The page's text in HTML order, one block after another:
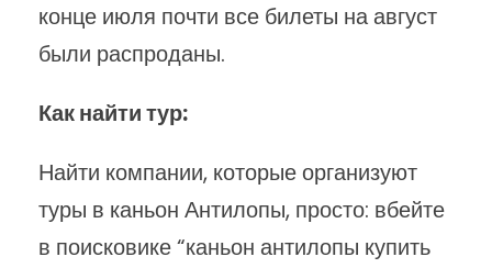
конце июля почти все билеты на август
были распроданы.
Как найти тур:
Найти компании, которые организуют
туры в каньон Антилопы, просто: вбейте
в поисковике “каньон антилопы купить